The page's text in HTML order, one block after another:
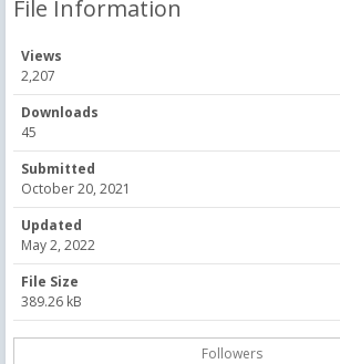
File Information
Views
2,207
Downloads
45
Submitted
October 20, 2021
Updated
May 2, 2022
File Size
389.26 kB
Followers